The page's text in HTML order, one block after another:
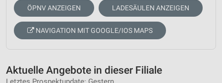
ÖPNV ANZEIGEN LADESÄULEN ANZEIGEN
NAVIGATION MIT GOOGLE/IOS MAPS
Aktuelle Angebote in dieser Filiale